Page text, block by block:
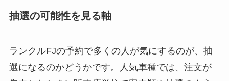
抽選の可能性を見る軸
ランクルFJの予約で多くの人が気にするのが、抽
選になるのかどうかです。人気車種では、注文が